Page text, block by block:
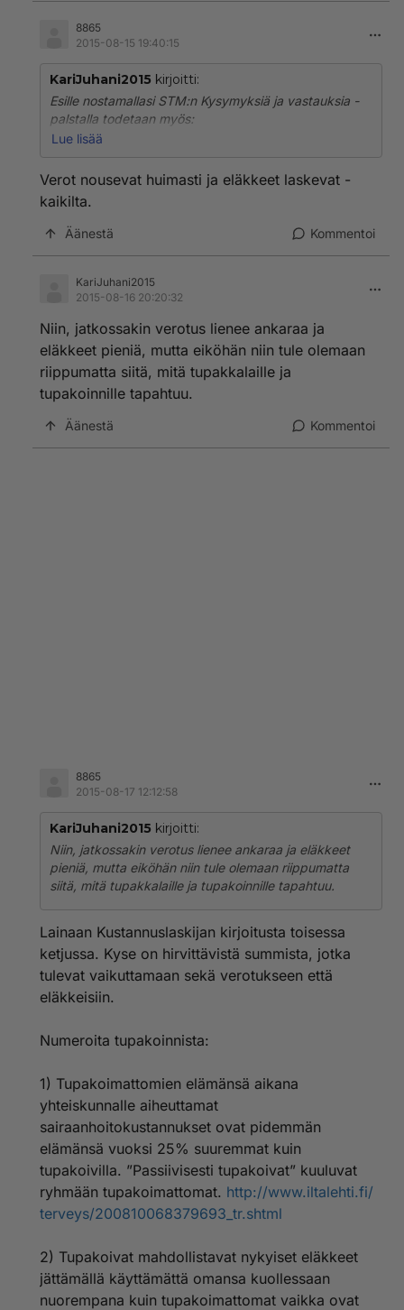
http://stm.fi/documents/1271139/0/Luonnos hallitukse
n esitykseksi tupakkalaiksi.pdf/ce5d88d6-ddfe-431f-
"Voiko parvekkeella, terassilla tai pihalla tupakoida
vapaasti?
Uusi laki ei kieltäisi parvekkeella tai asunnon
mutta taloyhtiö voisi kieltää tai rajoittaa tupakointia
aiempaa helpommin. Taloyhtiö tarvitsisi kieltoon tai
rajoitukseen terveysviranomaisen lausunnon siitä, että
tupakoinnista aiheutuu savuhaittaa. Jos savuhaitta
tavalla terveysviranomaisen lausunnon perusteella."
http://stm.fi/tupakkapolitiikka/kysymyksia-ja-vastauks
8865
2015-08-15 19:40:15
KariJuhani2015 kirjoitti:
Esille nostamallasi STM:n Kysymyksiä ja vastauksia -
palstalla todetaan myös:
tupakkatuotteiden käytön loppuminen Suomessa."
Lue lisää
Verot nousevat huimasti ja eläkkeet laskevat -
kaikilta.
Äänestä Kommentoi
KariJuhani2015
2015-08-16 20:20:32
Niin, jatkossakin verotus lienee ankaraa ja
eläkkeet pieniä, mutta eiköhän niin tule olemaan
riippumatta siitä, mitä tupakkalaille ja
tupakoinnille tapahtuu.
Äänestä Kommentoi
8865
2015-08-17 12:12:58
KariJuhani2015 kirjoitti:
Niin, jatkossakin verotus lienee ankaraa ja eläkkeet
pieniä, mutta eiköhän niin tule olemaan riippumatta
siitä, mitä tupakkalaille ja tupakoinnille tapahtuu.
Lainaan Kustannuslaskijan kirjoitusta toisessa
ketjussa. Kyse on hirvittävistä summista, jotka
tulevat vaikuttamaan sekä verotukseen että
eläkkeisiin.
Numeroita tupakoinnista:
1) Tupakoimattomien elämänsä aikana
yhteiskunnalle aiheuttamat
sairaanhoitokustannukset ovat pidemmän
elämänsä vuoksi 25% suuremmat kuin
tupakoivilla. ”Passiivisesti tupakoivat” kuuluvat
ryhmään tupakoimattomat. http://www.iltalehti.fi/
terveys/200810068379693_tr.shtml
2) Tupakoivat mahdollistavat nykyiset eläkkeet
jättämällä käyttämättä omansa kuollessaan
nuorempana kuin tupakoimattomat vaikka ovat